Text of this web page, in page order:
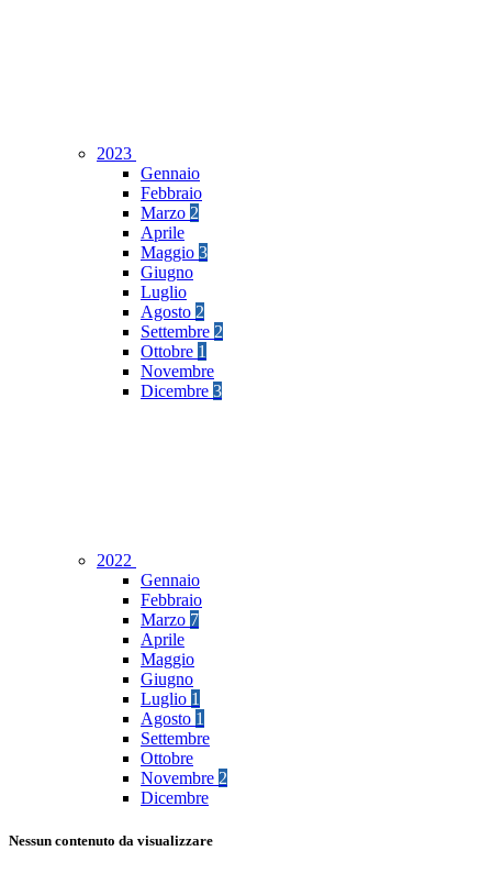
2023
Gennaio
Febbraio
Marzo 2
Aprile
Maggio 3
Giugno
Luglio
Agosto 2
Settembre 2
Ottobre 1
Novembre
Dicembre 3
2022
Gennaio
Febbraio
Marzo 7
Aprile
Maggio
Giugno
Luglio 1
Agosto 1
Settembre
Ottobre
Novembre 2
Dicembre
Nessun contenuto da visualizzare